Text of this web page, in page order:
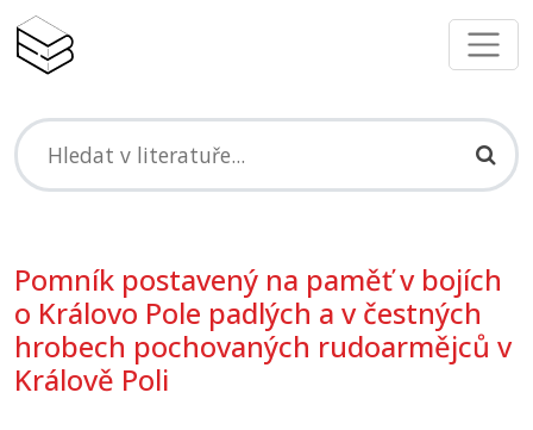
Pomník postavený na paměť v bojích
o Královo Pole padlých a v čestných
hrobech pochovaných rudoarmějců v
Králově Poli